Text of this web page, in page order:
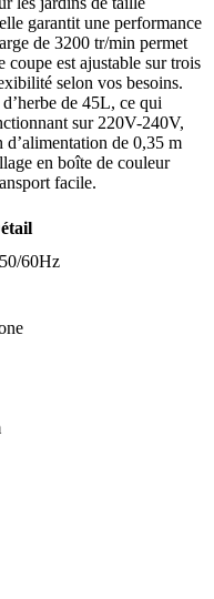
garantit une performance
de 3200 tr/min permet
coupe est ajustable sur trois
selon vos besoins.
de 45L, ce qui
sur 220V-240V,
d’alimentation de 0,35 m
en boîte de couleur
facile.
60Hz